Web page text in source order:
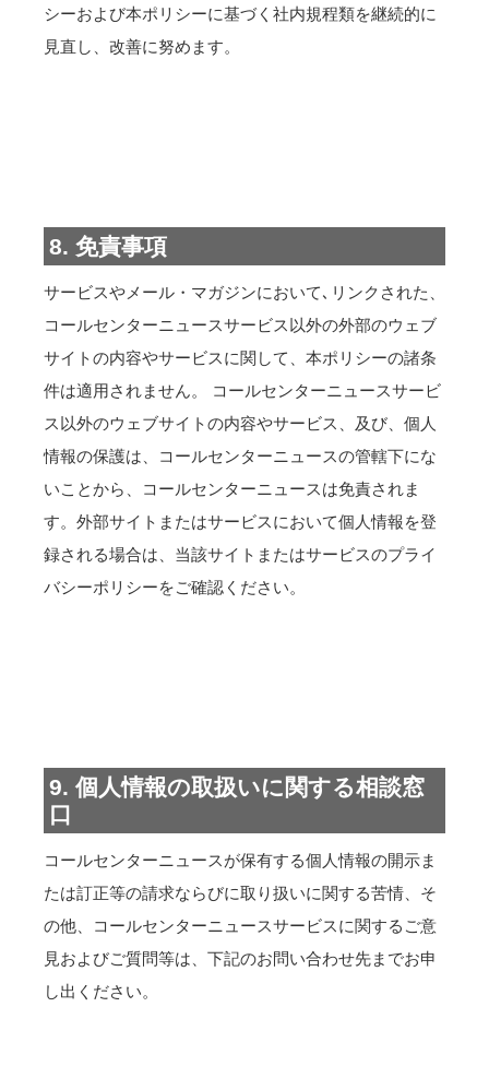
シーおよび本ポリシーに基づく社内規程類を継続的に
見直し、改善に努めます。
8. 免責事項
サービスやメール・マガジンにおいて､リンクされた、
コールセンターニュースサービス以外の外部のウェブ
サイトの内容やサービスに関して、本ポリシーの諸条
件は適用されません。 コールセンターニュースサービ
ス以外のウェブサイトの内容やサービス、及び、個人
情報の保護は、コールセンターニュースの管轄下にな
いことから、コールセンターニュースは免責されま
す。外部サイトまたはサービスにおいて個人情報を登
録される場合は、当該サイトまたはサービスのプライ
バシーポリシーをご確認ください。
9. 個人情報の取扱いに関する相談窓
口
コールセンターニュースが保有する個人情報の開示ま
たは訂正等の請求ならびに取り扱いに関する苦情、そ
の他、コールセンターニュースサービスに関するご意
見およびご質問等は、下記のお問い合わせ先までお申
し出ください。